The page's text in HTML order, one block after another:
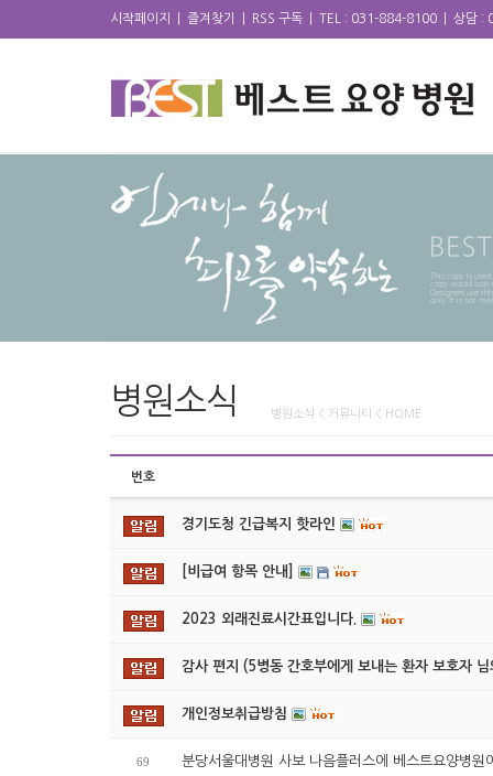
시작페이지 즐겨찾기 RSS 구독 TEL : 031-884-8100 상담 :
병원소식 병원소식 < 커뮤니티 < HOME
번호
경기도청 긴급복지 핫라인
[비급여 항목 안내]
2023 외래진료시간표입니다.
감사 편지 (5병동 간호부에게 보내는 환자 보호자
개인정보취급방침
69 분당서울대병원 사보 나음플러스에 베스트요양병